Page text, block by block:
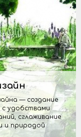
— создание
с удобствами
сглаживание
и природой